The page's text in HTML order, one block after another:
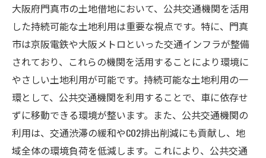
大阪府門真市の土地借地において、公共交通機関を活用
した持続可能な土地利用は重要な視点です。特に、門真
市は京阪電鉄や大阪メトロといった交通インフラが整備
されており、これらの機関を活用することにより環境に
やさしい土地利用が可能です。持続可能な土地利用の一
環として、公共交通機関を利用することで、車に依存せ
ずに移動できる環境が整います。また、公共交通機関の
利用は、交通渋滞の緩和やCO2排出削減にも貢献し、地
域全体の環境負荷を低減します。これにより、公共交通